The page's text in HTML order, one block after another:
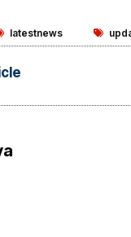
latestnews